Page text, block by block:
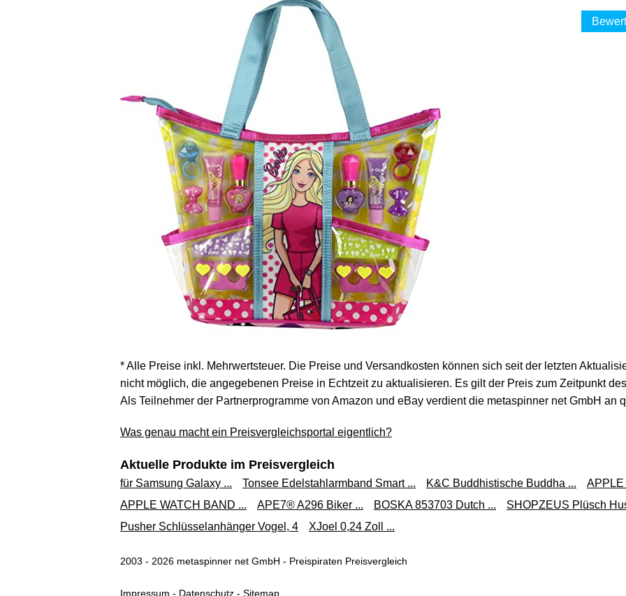
* Alle Preise inkl. Mehrwertsteuer. Die Preise und Versandkosten können sich seit der letzten
nicht möglich, die angegebenen Preise in Echtzeit zu aktualisieren. Es gilt der Preis zum Zeitpunkt
Als Teilnehmer der Partnerprogramme von Amazon und eBay verdient die metaspinner net GmbH an
Was genau macht ein Preisvergleichsportal eigentlich?
Aktuelle Produkte im Preisvergleich
für Samsung Galaxy ... Tonsee Edelstahlarmband Smart ... K&C Buddhistische Buddha ...
APPLE
APPLE WATCH BAND ...
APE7® A296 Biker ... BOSKA 853703 Dutch ...
SHOPZEUS Plüsch
Pusher Schlüsselanhänger Vogel, 4
XJoel 0,24 Zoll ...
2003 - 2026 metaspinner net GmbH - Preispiraten Preisvergleich
Impressum - Datenschutz - Sitemap